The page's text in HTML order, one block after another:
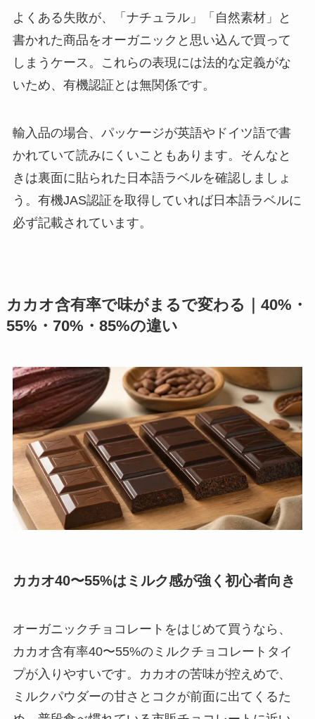
よくある失敗が、「ナチュラル」「自然素材」と
書かれた商品をオーガニックと思い込んで買って
しまうケース。これらの表現には法的な定義がな
いため、有機認証とは無関係です。
輸入品の場合、パッケージが英語やドイツ語で書
かれていて読みにくいこともあります。そんなと
きは裏面に貼られた日本語ラベルを確認しましょ
う。有機JAS認証を取得していれば日本語ラベルに
必ず記載されています。
カカオ含有率で味がまるで変わる｜40%・
55%・70%・85%の違い
カカオ40〜55%はミルク感が強く初心者向き
オーガニックチョコレートをはじめて買うなら、
カカオ含有率40〜55%のミルクチョコレートタイ
プが入りやすいです。カカオの苦味が控えめで、
ミルクパウダーの甘さとコクが前面に出てくるた